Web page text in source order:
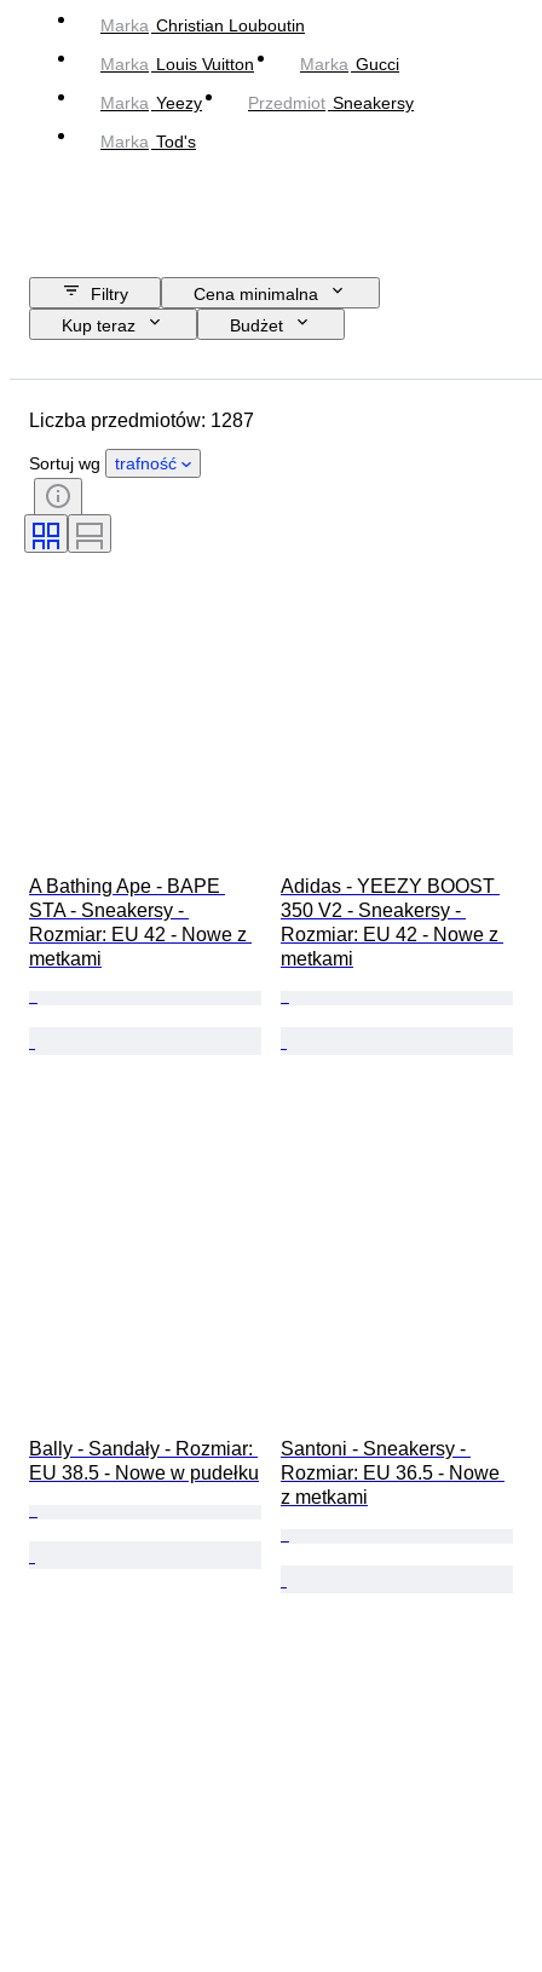
Marka Christian Louboutin
Marka Louis Vuitton Marka Gucci
Marka Yeezy Przedmiot Sneakersy
Marka Tod's
Filtry
Cena minimalna
Kup teraz
Budżet
Przedmiot
Kraj pochodzenia
Materiał
Podpis
Akcesoria w zestawie
Model
Liczba przedmiotów: 1287
Sortuj wg trafność
A Bathing Ape - BAPE
STA - Sneakersy -
Rozmiar: EU 42 - Nowe z
metkami
Adidas - YEEZY BOOST
350 V2 - Sneakersy -
Rozmiar: EU 42 - Nowe z
metkami
Bally - Sandały - Rozmiar:
EU 38.5 - Nowe w pudełku
Santoni - Sneakersy -
Rozmiar: EU 36.5 - Nowe
z metkami